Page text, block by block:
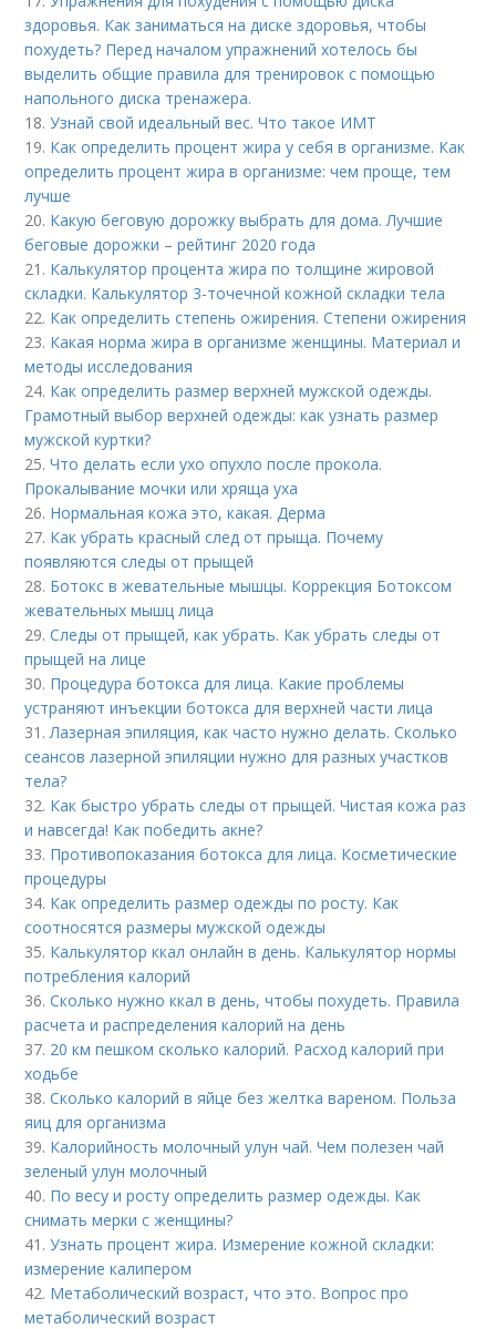
здоровья. Как заниматься на диске здоровья, чтобы
похудеть? Перед началом упражнений хотелось бы
выделить общие правила для тренировок с помощью
напольного диска тренажера.
18.Узнай свой идеальный вес. Что такое ИМТ
19. Как определить процент жира у себя в организме. Как
определить процент жира в организме: чем проще, тем
лучше
20. Какую беговую дорожку выбрать для дома. Лучшие
беговые дорожки – рейтинг 2020 года
21. Калькулятор процента жира по толщине жировой
складки. Калькулятор 3-точечной кожной складки тела
22. Как определить степень ожирения. Степени ожирения
23. Какая норма жира в организме женщины. Материал и
методы исследования
24. Как определить размер верхней мужской одежды.
Грамотный выбор верхней одежды: как узнать размер
мужской куртки?
25.Что делать если ухо опухло после прокола.
Прокалывание мочки или хряща уха
26. Нормальная кожа это, какая. Дерма
27. Как убрать красный след от прыща. Почему
появляются следы от прыщей
28. Ботокс в жевательные мышцы. Коррекция Ботоксом
жевательных мышц лица
29.Следы от прыщей, как убрать. Как убрать следы от
прыщей на лице
30. Процедура ботокса для лица. Какие проблемы
устраняют инъекции ботокса для верхней части лица
31.Лазерная эпиляция, как часто нужно делать. Сколько
сеансов лазерной эпиляции нужно для разных участков
тела?
32. Как быстро убрать следы от прыщей. Чистая кожа раз
и навсегда! Как победить акне?
33. Противопоказания ботокса для лица. Косметические
процедуры
34. Как определить размер одежды по росту. Как
соотносятся размеры мужской одежды
35. Калькулятор ккал онлайн в день. Калькулятор нормы
потребления калорий
36.Сколько нужно ккал в день, чтобы похудеть. Правила
расчета и распределения калорий на день
37. 20 км пешком сколько калорий. Расход калорий при
ходьбе
38.Сколько калорий в яйце без желтка вареном. Польза
яиц для организма
39. Калорийность молочный улун чай. Чем полезен чай
зеленый улун молочный
40. По весу и росту определить размер одежды. Как
снимать мерки с женщины?
41.Узнать процент жира. Измерение кожной складки:
измерение калипером
42. Метаболический возраст, что это. Вопрос про
метаболический возраст